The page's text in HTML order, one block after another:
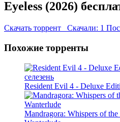
Eyeless (2026)
Скачать торрент Скачали: 1
Похожие торренты
Resident Evil 4 - Deluxe
Mandragora: Whispers of